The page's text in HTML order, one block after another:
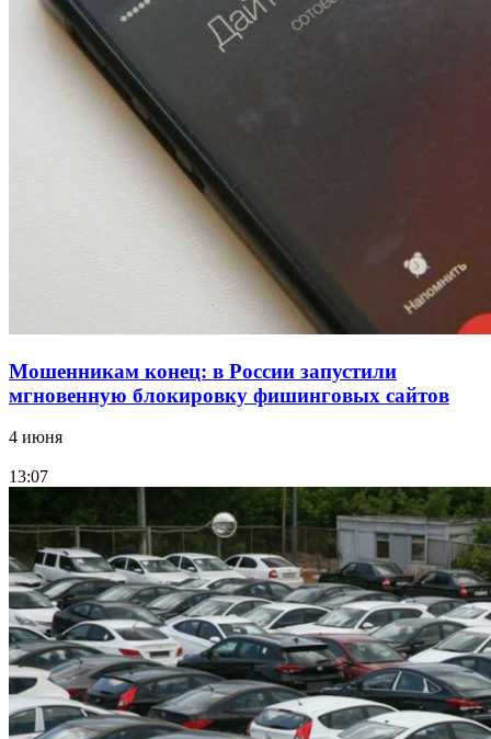
В Красноармейском районе Волгограда стартует
конкурс на ремонт моста через Волго‑Донской
судоходный канал
Фестиваль #ТриЧетыре в Волгограде пройдёт
11–13 сентября в рамках Года единства народов
Мошенникам конец: в России запустили
мгновенную блокировку фишинговых сайтов
4 июня
13:07